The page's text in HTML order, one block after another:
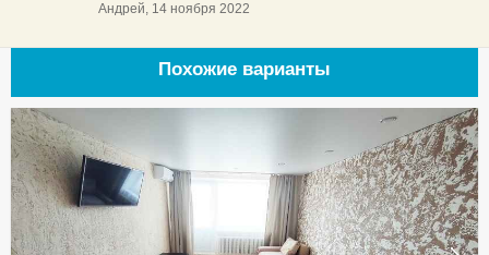
Андрей, 14 ноября 2022
Похожие варианты